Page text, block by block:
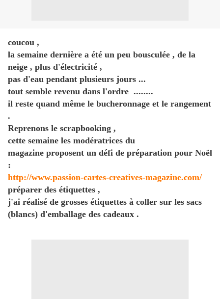
coucou ,
la semaine dernière a été un peu bousculée , de la
neige , plus d'électricité ,
pas d'eau pendant plusieurs jours ...
tout semble revenu dans l'ordre ........
il reste quand même le bucheronnage et le rangement
.
Reprenons le scrapbooking ,
cette semaine les modératrices du
magazine proposent un défi de préparation pour Noël
:
http://www.passion-cartes-creatives-magazine.com/
préparer des étiquettes ,
j'ai réalisé de grosses étiquettes à coller sur les sacs
(blancs) d'emballage des cadeaux .